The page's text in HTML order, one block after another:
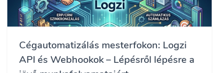
Cégautomatizálás mesterfokon: Logzi
API és Webhookok – Lépésről lépésre a